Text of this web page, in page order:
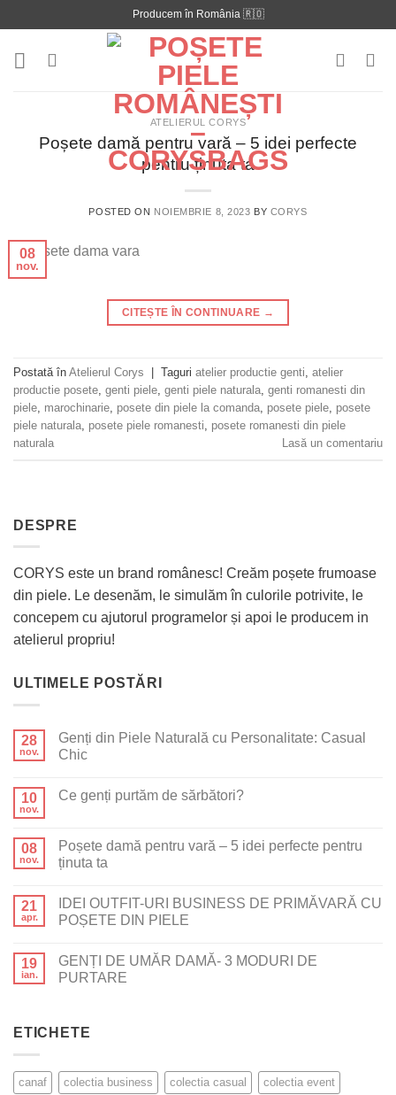
to
content
Producem în România 🇷🇴
ATELIERUL CORYS
Poșete damă pentru vară – 5 idei perfecte
pentru ținuta ta
POSTED ON NOIEMBRIE 8, 2023 BY CORYS
08
nov.
CITEȘTE ÎN CONTINUARE →
Postată în Atelierul Corys Taguri atelier productie genti, atelier
productie posete, genti piele, genti piele naturala, genti romanesti din
piele, marochinarie, posete din piele la comanda, posete piele, posete
piele naturala, posete piele romanesti, posete romanesti din piele
naturala
Lasă un comentariu
DESPRE
CORYS este un brand românesc! Creăm poșete frumoase
din piele. Le desenăm, le simulăm în culorile potrivite, le
concepem cu ajutorul programelor și apoi le producem in
atelierul propriu!
ULTIMELE POSTĂRI
28
nov.
Genți din Piele Naturală cu Personalitate: Casual
Chic
10
nov.
Ce genți purtăm de sărbători?
08
nov.
Poșete damă pentru vară – 5 idei perfecte pentru
ținuta ta
21
apr.
IDEI OUTFIT-URI BUSINESS DE PRIMĂVARĂ CU
POȘETE DIN PIELE
19
ian.
GENȚI DE UMĂR DAMĂ- 3 MODURI DE
PURTARE
ETICHETE
canaf colectia business colectia casual colectia event